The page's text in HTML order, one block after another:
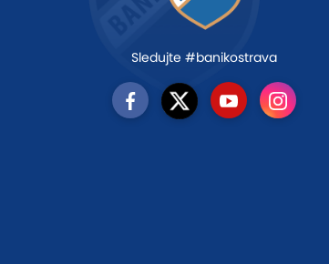
Sledujte #banikostrava